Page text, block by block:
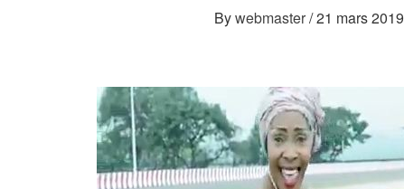
Bywebmaster/21 mars 2019